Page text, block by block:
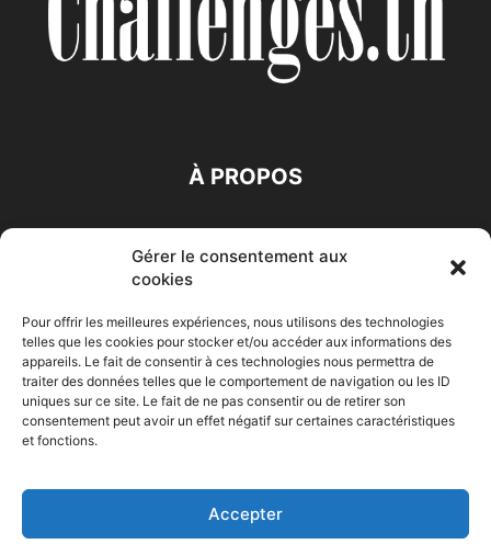
Gérer le consentement aux
cookies
Pour offrir les meilleures expériences, nous utilisons des technologies
telles que les cookies pour stocker et/ou accéder aux informations des
appareils. Le fait de consentir à ces technologies nous permettra de
traiter des données telles que le comportement de navigation ou les ID
uniques sur ce site. Le fait de ne pas consentir ou de retirer son
consentement peut avoir un effet négatif sur certaines caractéristiques
et fonctions.
Accepter
À PROPOS
Accueil Economie Entreprises Entrepreneur
Maghreb
© Challenges.tn By AAKOM.DIGITAL